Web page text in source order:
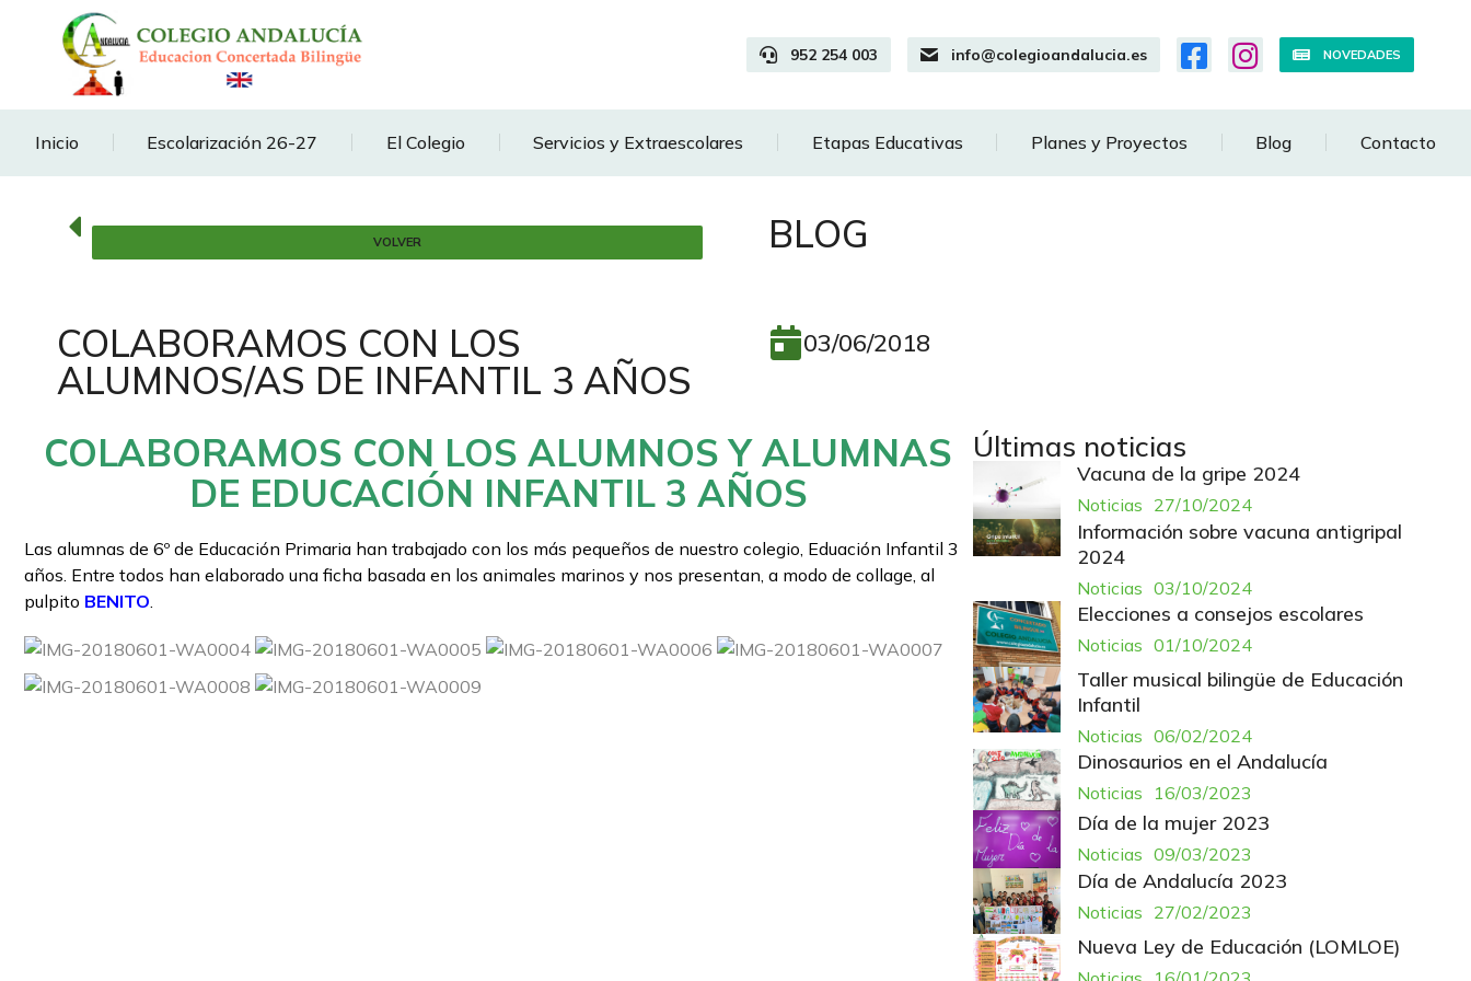
952 254 003 info@colegioandalucia.es NOVEDADES
Inicio Escolarización 26-27 El Colegio Servicios y Extraescolares Etapas Educativas Planes y Proyectos Blog Contacto
VOLVER BLOG
COLABORAMOS CON LOS
ALUMNOS/AS DE INFANTIL 3 AÑOS
03/06/2018
COLABORAMOS CON LOS ALUMNOS Y ALUMNAS
DE EDUCACIÓN INFANTIL 3 AÑOS
Las alumnas de 6º de Educación Primaria han trabajado con los más pequeños de nuestro colegio, Eduación Infantil 3
años. Entre todos han elaborado una ficha basada en los animales marinos y nos presentan, a modo de collage, al
pulpito BENITO.
Últimas noticias
Vacuna de la gripe 2024
Noticias 27/10/2024
Información sobre vacuna antigripal
2024
Noticias 03/10/2024
Elecciones a consejos escolares
Noticias 01/10/2024
Taller musical bilingüe de Educación
Infantil
Noticias 06/02/2024
Dinosaurios en el Andalucía
Noticias 16/03/2023
Día de la mujer 2023
Noticias 09/03/2023
Día de Andalucía 2023
Noticias 27/02/2023
Nueva Ley de Educación (LOMLOE)